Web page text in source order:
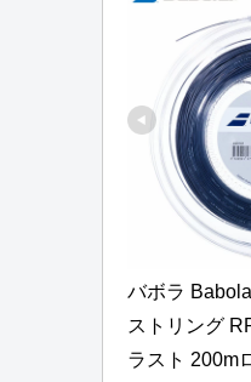
バボラ
ストリング
ラスト 200m